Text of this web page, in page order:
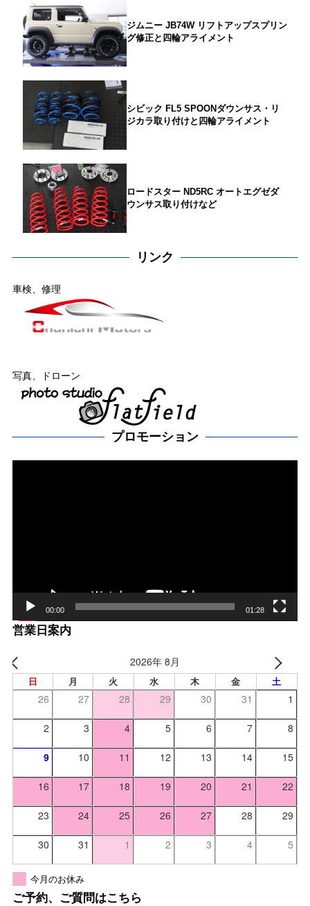
ジムニー JB74W リフトアップスプリン
グ修正と四輪アライメント
シビック FL5 SPOONダウンサス・リ
ジカラ取り付けと四輪アライメント
ロードスター ND5RC オートエグゼダ
ウンサス取り付けなど
リンク
車検、修理
写真、ドローン
プロモーション
00:00 01:28
営業日案内
2026年 8月
日 月 火 水 木 金 土
26 27 28 29 30 31 1
2 3 4 5 6 7 8
9 10 11 12 13 14 15
16 17 18 19 20 21 22
23 24 25 26 27 28 29
30 31 1 2 3 4 5
今月のお休み
ご予約、ご質問はこちら